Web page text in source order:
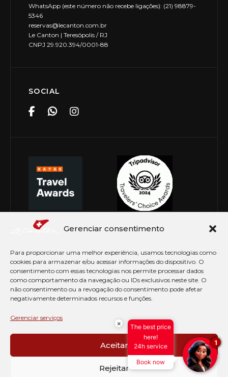
Gerenciar consentimento
Para proporcionar uma melhor experiência, usamos tecnologias como
cookies para armazenar e/ou acessar informações do dispositivo. O
consentimento com essas tecnologias nos permite processar dados
como comportamento da navegação ou IDs exclusivos neste site. O
não consentimento ou a revogação do consentimento pode afetar
negativamente determinados recursos e funções.
Gerenciar serviços
Aceitar
Rejeitar
WhatsApp (este número não recebe ligações): (21) 98879-
5346
reservas@lecanton.com.br
Le Canton | Teresópolis / RJ
CNPJ 29.920.394/0001-88
SOCIAL
© Copyright 2026 Le Canton. Todos os direitos
PRÉ CHECK-IN
AVISO DE COOKIES
PERGUNTAS FREQUENTES
×
The best price
here!
24h service
Book now
1